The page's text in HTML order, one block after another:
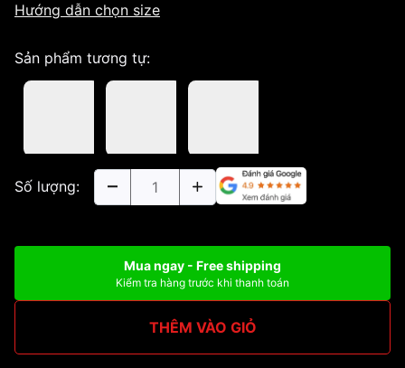
Hướng dẫn chọn size
Sản phẩm tương tự:
Số lượng:
Mua ngay - Free shipping
Kiểm tra hàng trước khi thanh toán
THÊM VÀO GIỎ